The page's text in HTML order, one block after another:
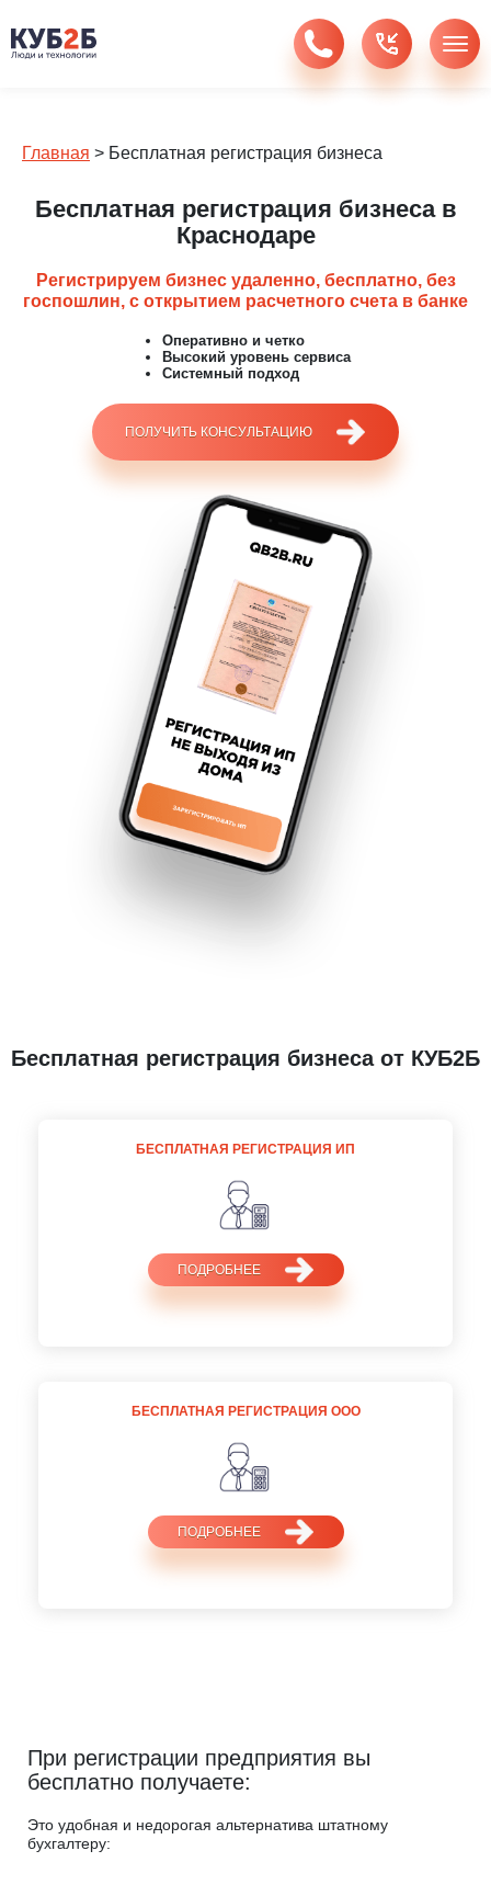
Главная > Бесплатная регистрация бизнеса
Бесплатная регистрация бизнеса в
Краснодаре
Регистрируем бизнес удаленно, бесплатно, без
госпошлин, c открытием расчетного счета в банке
Оперативно и четко
Высокий уровень сервиса
Системный подход
ПОЛУЧИТЬ КОНСУЛЬТАЦИЮ
Бесплатная регистрация бизнеса от КУБ2Б
БЕСПЛАТНАЯ РЕГИСТРАЦИЯ ИП
ПОДРОБНЕЕ
БЕСПЛАТНАЯ РЕГИСТРАЦИЯ ООО
ПОДРОБНЕЕ
При регистрации предприятия вы
бесплатно получаете:
Это удобная и недорогая альтернатива штатному
бухгалтеру: